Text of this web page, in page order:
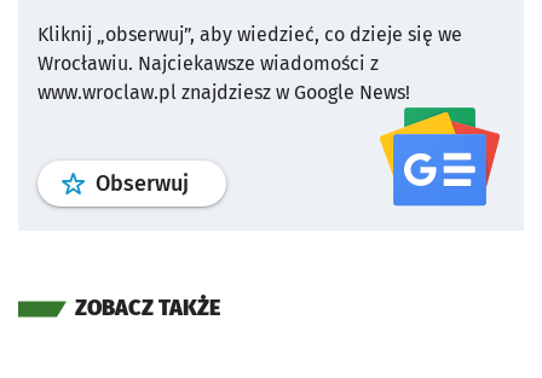
Kliknij „obserwuj”, aby wiedzieć, co dzieje się we
Wrocławiu. Najciekawsze wiadomości z
www.wroclaw.pl znajdziesz w Google News!
Obserwuj profil serwisu
ZOBACZ TAKŻE